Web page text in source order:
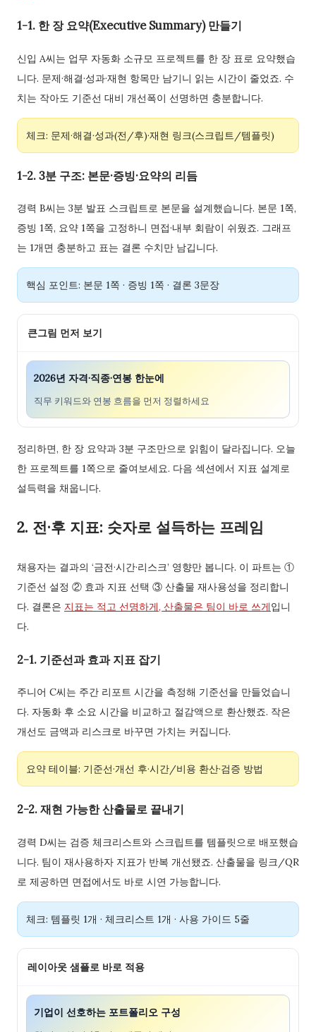
1-1. 한 장 요약(Executive Summary) 만들기
신입 A씨는 업무 자동화 소규모 프로젝트를 한 장 표로 요약했습
니다. 문제·해결·성과·재현 항목만 남기니 읽는 시간이 줄었죠. 수
치는 작아도 기준선 대비 개선폭이 선명하면 충분합니다.
체크: 문제·해결·성과(전/후)·재현 링크(스크립트/템플릿)
1-2. 3분 구조: 본문·증빙·요약의 리듬
경력 B씨는 3분 발표 스크립트로 본문을 설계했습니다. 본문 1쪽,
증빙 1쪽, 요약 1쪽을 고정하니 면접·내부 회람이 쉬웠죠. 그래프
는 1개면 충분하고 표는 결론 수치만 남깁니다.
핵심 포인트: 본문 1쪽 · 증빙 1쪽 · 결론 3문장
큰그림 먼저 보기
2026년 자격·직종·연봉 한눈에
직무 키워드와 연봉 흐름을 먼저 정렬하세요
정리하면, 한 장 요약과 3분 구조만으로 읽힘이 달라집니다. 오늘
한 프로젝트를 1쪽으로 줄여보세요. 다음 섹션에서 지표 설계로
설득력을 채웁니다.
2. 전·후 지표: 숫자로 설득하는 프레임
채용자는 결과의 ‘금전·시간·리스크’ 영향만 봅니다. 이 파트는 ①
기준선 설정 ② 효과 지표 선택 ③ 산출물 재사용성을 정리합니
다. 결론은 지표는 적고 선명하게, 산출물은 팀이 바로 쓰게입니
다.
2-1. 기준선과 효과 지표 잡기
주니어 C씨는 주간 리포트 시간을 측정해 기준선을 만들었습니
다. 자동화 후 소요 시간을 비교하고 절감액으로 환산했죠. 작은
개선도 금액과 리스크로 바꾸면 가치는 커집니다.
요약 테이블: 기준선·개선 후·시간/비용 환산·검증 방법
2-2. 재현 가능한 산출물로 끝내기
경력 D씨는 검증 체크리스트와 스크립트를 템플릿으로 배포했습
니다. 팀이 재사용하자 지표가 반복 개선됐죠. 산출물을 링크/QR
로 제공하면 면접에서도 바로 시연 가능합니다.
체크: 템플릿 1개 · 체크리스트 1개 · 사용 가이드 5줄
레이아웃 샘플로 바로 적용
기업이 선호하는 포트폴리오 구성